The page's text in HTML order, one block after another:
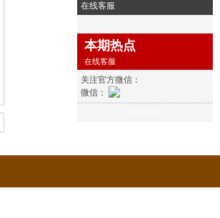
在线客服
本期热点
在线客服
关注官方微信：
微信：